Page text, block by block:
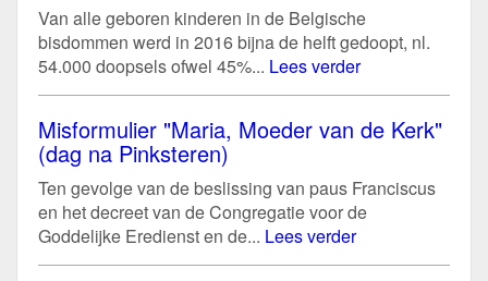
Van alle geboren kinderen in de Belgische
bisdommen werd in 2016 bijna de helft gedoopt, nl.
54.000 doopsels ofwel 45%... Lees verder
Misformulier "Maria, Moeder van de Kerk"
(dag na Pinksteren)
Ten gevolge van de beslissing van paus Franciscus
en het decreet van de Congregatie voor de
Goddelijke Eredienst en de... Lees verder